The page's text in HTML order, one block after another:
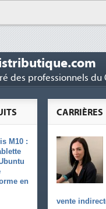
des professionnels du
CARRIÈRES
vente
M10 :
en